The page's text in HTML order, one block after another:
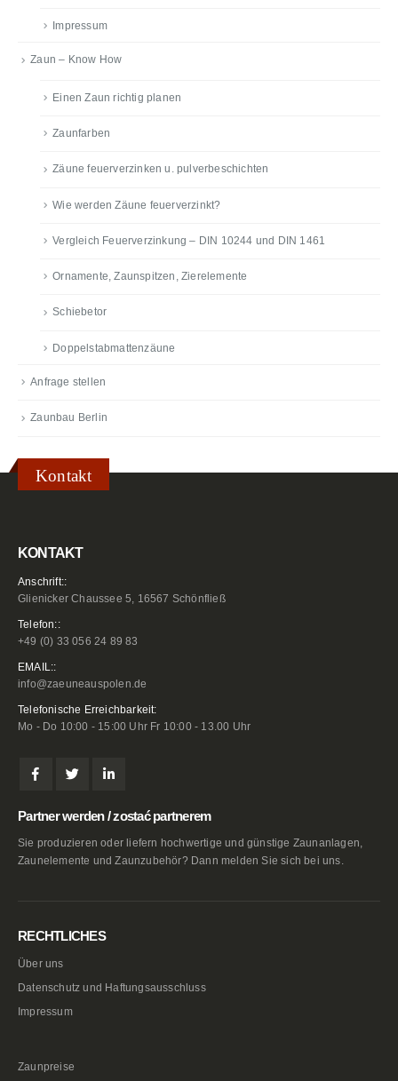
Impressum
Zaun – Know How
Einen Zaun richtig planen
Zaunfarben
Zäune feuerverzinken u. pulverbeschichten
Wie werden Zäune feuerverzinkt?
Vergleich Feuerverzinkung – DIN 10244 und DIN 1461
Ornamente, Zaunspitzen, Zierelemente
Schiebetor
Doppelstabmattenzäune
Anfrage stellen
Zaunbau Berlin
Kontakt
KONTAKT
Anschrift::
Glienicker Chaussee 5, 16567 Schönfließ
Telefon::
+49 (0) 33 056 24 89 83
EMAIL::
info@zaeuneauspolen.de
Telefonische Erreichbarkeit:
Mo - Do 10:00 - 15:00 Uhr Fr 10:00 - 13.00 Uhr
Partner werden / zostać partnerem
Sie produzieren oder liefern hochwertige und günstige Zaunanlagen,
Zaunelemente und Zaunzubehör? Dann melden Sie sich bei uns.
RECHTLICHES
Über uns
Datenschutz und Haftungsausschluss
Impressum
Zaunpreise